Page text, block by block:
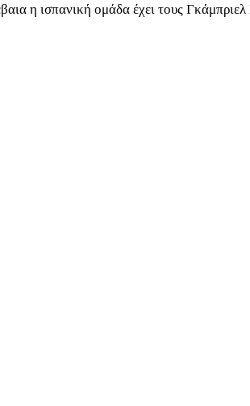
η ισπανική ομάδα έχει τους